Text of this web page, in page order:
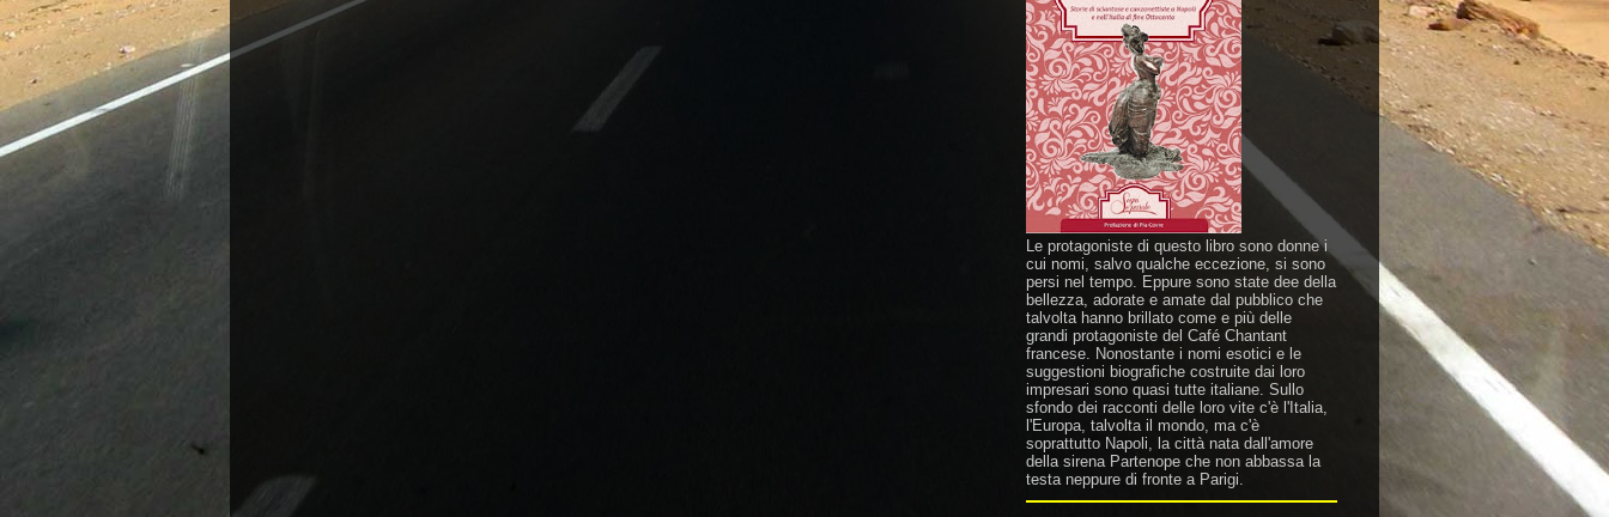
Le protagoniste di questo libro sono donne i
cui nomi, salvo qualche eccezione, si sono
persi nel tempo. Eppure sono state dee della
bellezza, adorate e amate dal pubblico che
talvolta hanno brillato come e più delle
grandi protagoniste del Café Chantant
francese. Nonostante i nomi esotici e le
suggestioni biografiche costruite dai loro
impresari sono quasi tutte italiane. Sullo
sfondo dei racconti delle loro vite c'è l'Italia,
l'Europa, talvolta il mondo, ma c'è
soprattutto Napoli, la città nata dall'amore
della sirena Partenope che non abbassa la
testa neppure di fronte a Parigi.